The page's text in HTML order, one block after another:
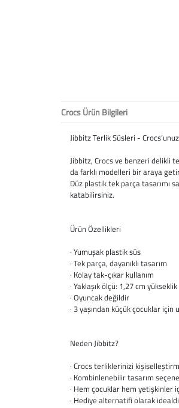
Crocs Ürün Bilgileri
Jibbitz Terlik Süsleri -
Jibbitz, Crocs ve benzeri delikli
da farklı modelleri bir araya
Düz plastik tek parça tasarımı
katabilirsiniz.
Ürün Özellikleri
· Yumuşak plastik süs
· Tek parça, dayanıklı tasarım
· Kolay tak-çıkar kullanım
· Yaklaşık ölçü: 1,27 cm
· Oyuncak değildir
· 3 yaşından küçük çocuklar için
Neden Jibbitz?
· Crocs terliklerinizi
· Kombinlenebilir tasarım
· Hem çocuklar hem yetişkinler
· Hediye alternatifi olarak